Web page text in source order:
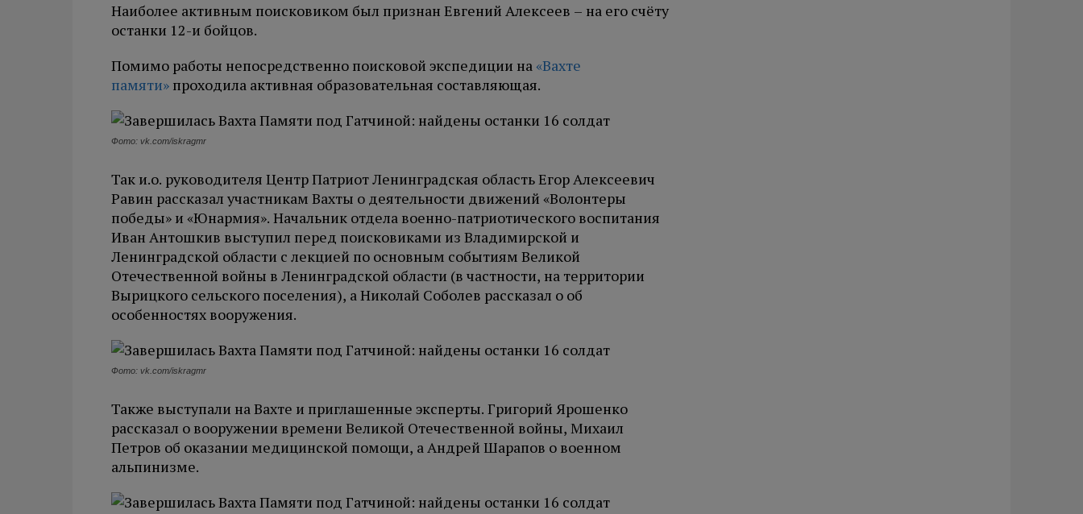
Наиболее активным поисковиком был признан Евгений Алексеев – на его счёту
останки 12-и бойцов.
Помимо работы непосредственно поисковой экспедиции на«Вахте
памяти» проходила активная образовательная составляющая.
Фото: vk.com/iskragmr
Так и.о. руководителя Центр Патриот Ленинградская область Егор Алексеевич
Равин рассказал участникам Вахты о деятельности движений «Волонтеры
победы» и «Юнармия». Начальник отдела военно-патриотического воспитания
Иван Антошкив выступил перед поисковиками из Владимирской и
Ленинградской области с лекцией по основным событиям Великой
Отечественной войны в Ленинградской области (в частности, на территории
Вырицкого сельского поселения), а Николай Соболев рассказал о об
особенностях вооружения.
Фото: vk.com/iskragmr
Также выступали на Вахте и приглашенные эксперты. Григорий Ярошенко
рассказал о вооружении времени Великой Отечественной войны, Михаил
Петров об оказании медицинской помощи, а Андрей Шарапов о военном
альпинизме.